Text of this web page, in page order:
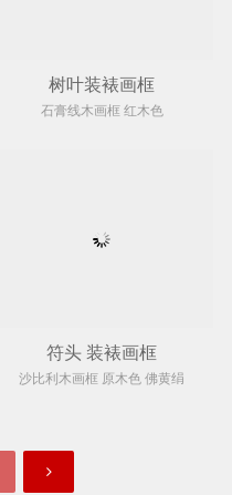
树叶装裱画框
石膏线木画框 红木色
符头 装裱画框
沙比利木画框 原木色 佛黄绢